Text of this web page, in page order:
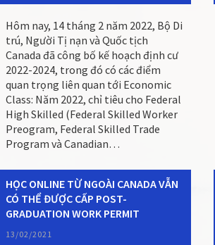
Hôm nay, 14 tháng 2 năm 2022, Bộ Di
trú, Người Tị nạn và Quốc tịch
Canada đã công bố kế hoạch định cư
2022-2024, trong đó có các điểm
quan trọng liên quan tới Economic
Class: Năm 2022, chỉ tiêu cho Federal
High Skilled (Federal Skilled Worker
Preogram, Federal Skilled Trade
Program và Canadian…
HỌC ONLINE TỪ NGOÀI CANADA VẪN
CÓ THỂ ĐƯỢC CẤP POST-
GRADUATION WORK PERMIT
13/02/2021